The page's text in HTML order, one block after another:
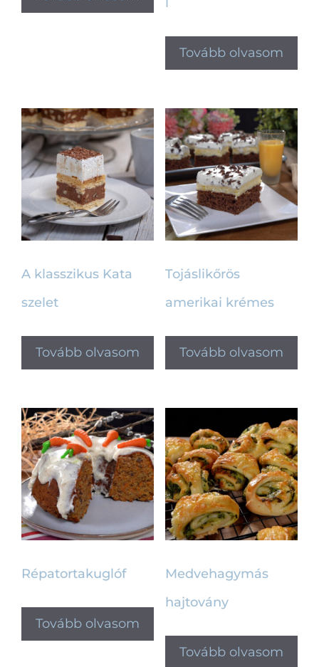
Tovább olvasom
A klasszikus Kata
szelet
Tovább olvasom
Tojáslikőrös
amerikai krémes
Tovább olvasom
Répatortakuglóf
Tovább olvasom
Medvehagymás
hajtovány
Tovább olvasom